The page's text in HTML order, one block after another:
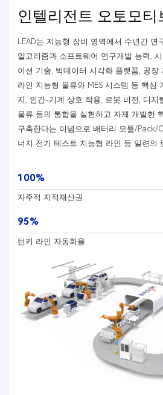
인텔리전트 오토모티
LEAD는 지능형 장비 영역에서 수년간 연
알고리즘과 소프트웨어 연구개발 능력,
이션 기술, 빅데이터 시각화 플랫폼, 공장
라인 지능형 물류와 MES 시스템 등 핵심
지, 인간-기계 상호 작용, 로봇 비전, 디지
물류 등의 통합을 실현하고 자체 개발한
구축한다는 이념으로 배터리 모듈/Pack/
너지 전기 테스트 지능형 라인 등 일련의
100%
자주적 지적재산권
95%
턴키 라인 자동화율